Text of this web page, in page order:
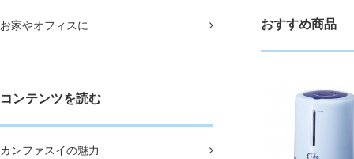
お家やオフィスに
コンテンツを読む
カンファスイの魅力
おすすめ商品